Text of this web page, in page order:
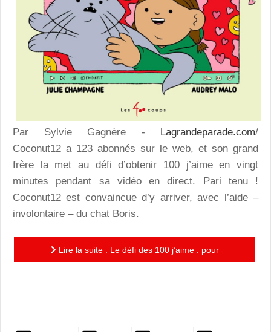
Par Sylvie Gagnère - Lagrandeparade.com/
Coconut12 a 123 abonnés sur le web, et son grand
frère la met au défi d’obtenir 100 j’aime en vingt
minutes pendant sa vidéo en direct. Pari tenu !
Coconut12 est convaincue d’y arriver, avec l’aide –
involontaire – du chat Boris.
Lire la suite : Le défi des 100 j’aime : pour